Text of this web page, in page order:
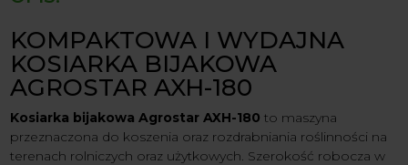
KOMPAKTOWA I WYDAJNA
KOSIARKA BIJAKOWA
AGROSTAR AXH-180
Kosiarka bijakowa Agrostar AXH-180 to maszyna
przeznaczona do koszenia oraz rozdrabniania roślinności na
terenach rolniczych oraz użytkowych. Szerokość robocza w